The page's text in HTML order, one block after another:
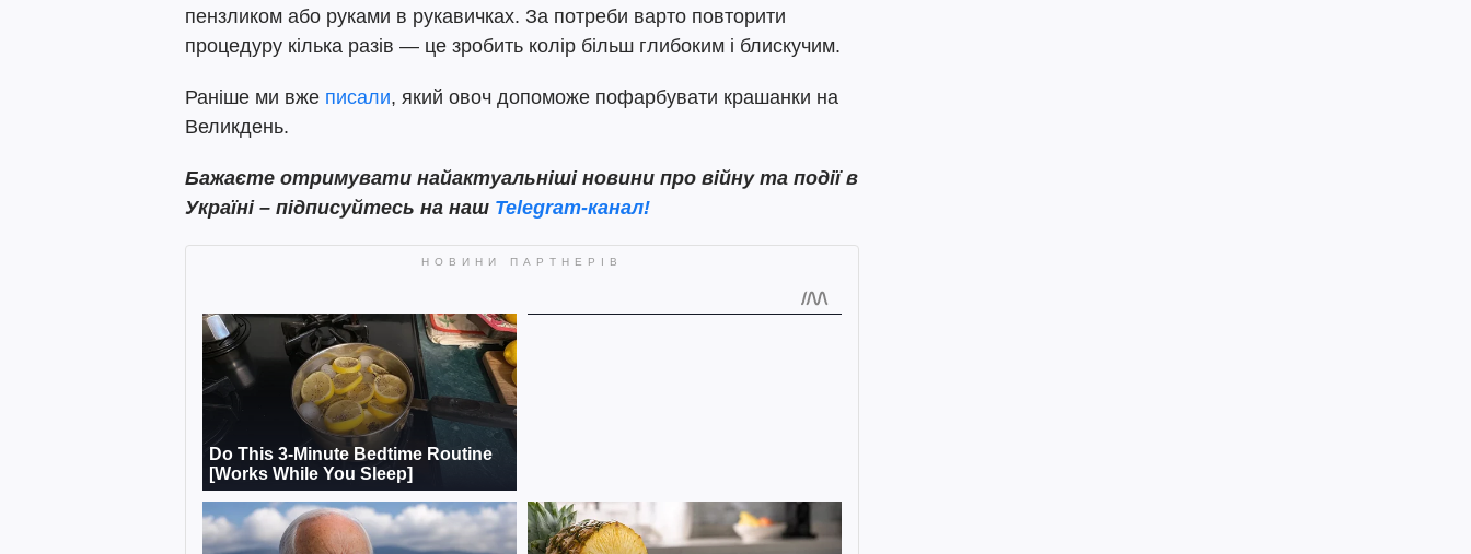
пензликом або руками в рукавичках. За потреби варто повторити
процедуру кілька разів — це зробить колір більш глибоким і блискучим.
Раніше ми вже писали, який овоч допоможе пофарбувати крашанки на
Великдень.
Бажаєте отримувати найактуальніші новини про війну та події в
Україні – підписуйтесь на наш Telegram-канал!